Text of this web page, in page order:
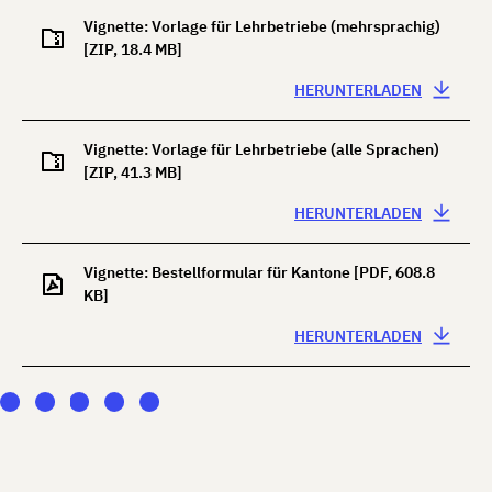
Vignette: Vorlage für Lehrbetriebe (mehrsprachig)
[ZIP, 18.4 MB]
HERUNTERLADEN
Vignette: Vorlage für Lehrbetriebe (alle Sprachen)
[ZIP, 41.3 MB]
HERUNTERLADEN
Vignette: Bestellformular für Kantone [PDF, 608.8
KB]
HERUNTERLADEN